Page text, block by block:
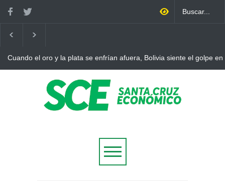
Cuando el oro y la plata se enfrían afuera, Bolivia siente el golpe en